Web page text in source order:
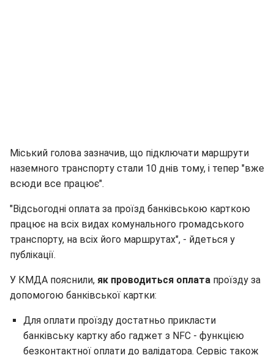
Міський голова зазначив, що підключати маршрути
наземного транспорту стали 10 днів тому, і тепер "вже
всюди все працює".
"Відсьогодні оплата за проїзд банківською карткою
працює на всіх видах комунального громадського
транспорту, на всіх його маршрутах", - йдеться у
публікації.
У КМДА пояснили, як проводиться оплата проїзду за
допомогою банківської картки:
Для оплати проїзду достатньо прикласти
банківську картку або гаджет з NFC - функцією
безконтактної оплати до валідатора. Сервіс також